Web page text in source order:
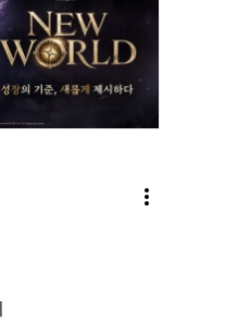
more_vert